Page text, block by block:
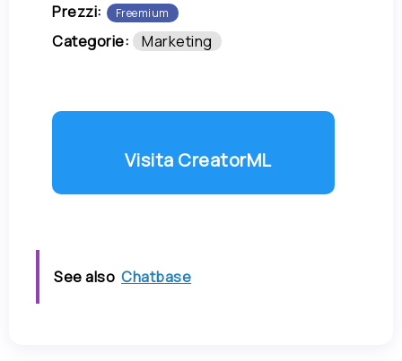
Prezzi: Freemium
Categorie: Marketing
Visita CreatorML
See also Chatbase